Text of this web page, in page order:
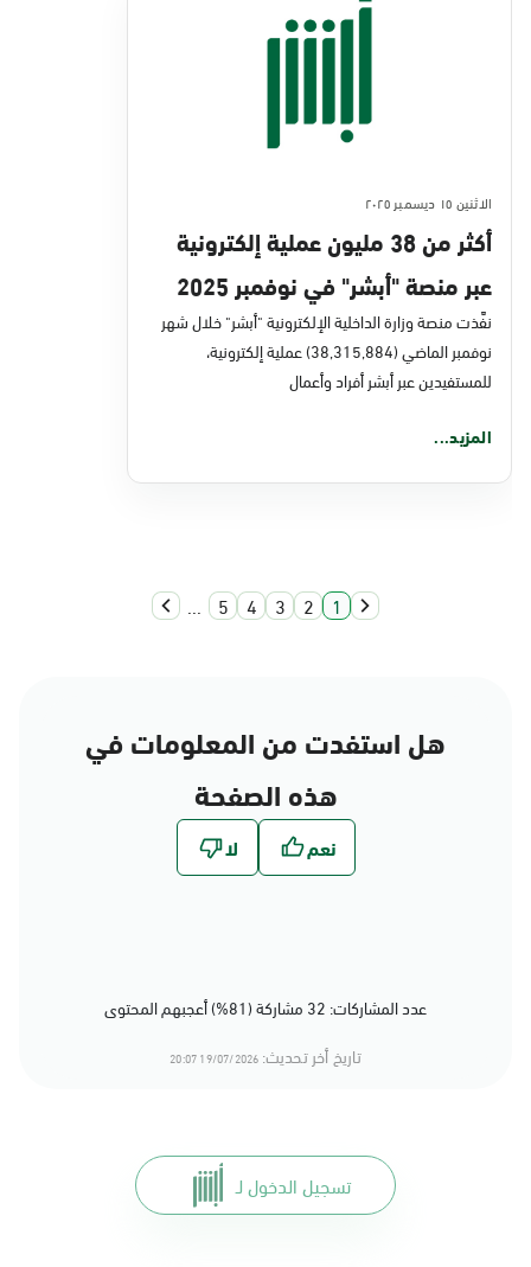
الاثنين ١٥ ديسمبر ٢٠٢٥
أكثر من 38 مليون عملية إلكترونية
عبر منصة "أبشر" في نوفمبر 2025
نفَّذت منصة وزارة الداخلية الإلكترونية "أبشر" خلال شهر
نوفمبر الماضي (38,315,884) عملية إلكترونية،
للمستفيدين عبر أبشر أفراد وأعمال
المزيد...
1
2
3
4
5
...
هل استفدت من المعلومات في
هذه الصفحة
عدد المشاركات: 32 مشاركة (81%) أعجبهم المحتوى
تاريخ أخر تحديث: 19/07/2026 20:07
تسجيل الدخول لـ